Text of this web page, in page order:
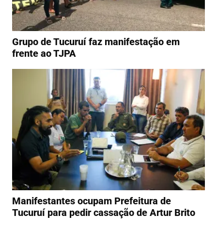
Grupo de Tucuruí faz manifestação em
frente ao TJPA
Manifestantes ocupam Prefeitura de
Tucuruí para pedir cassação de Artur Brito